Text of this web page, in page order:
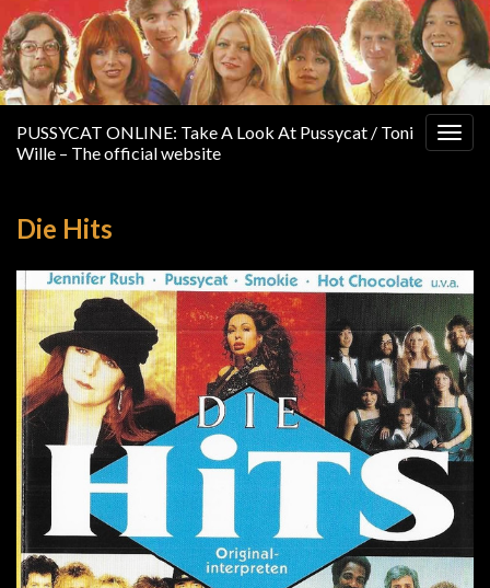
PUSSYCAT ONLINE: Take A Look At Pussycat / Toni
Wille – The official website
Die Hits